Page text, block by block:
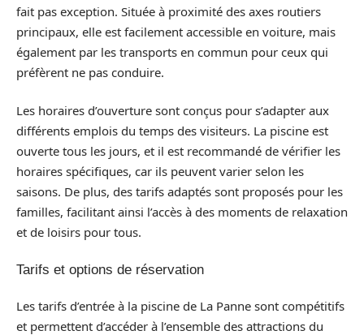
fait pas exception. Située à proximité des axes routiers
principaux, elle est facilement accessible en voiture, mais
également par les transports en commun pour ceux qui
préfèrent ne pas conduire.
Les horaires d’ouverture sont conçus pour s’adapter aux
différents emplois du temps des visiteurs. La piscine est
ouverte tous les jours, et il est recommandé de vérifier les
horaires spécifiques, car ils peuvent varier selon les
saisons. De plus, des tarifs adaptés sont proposés pour les
familles, facilitant ainsi l’accès à des moments de relaxation
et de loisirs pour tous.
Tarifs et options de réservation
Les tarifs d’entrée à la piscine de La Panne sont compétitifs
et permettent d’accéder à l’ensemble des attractions du